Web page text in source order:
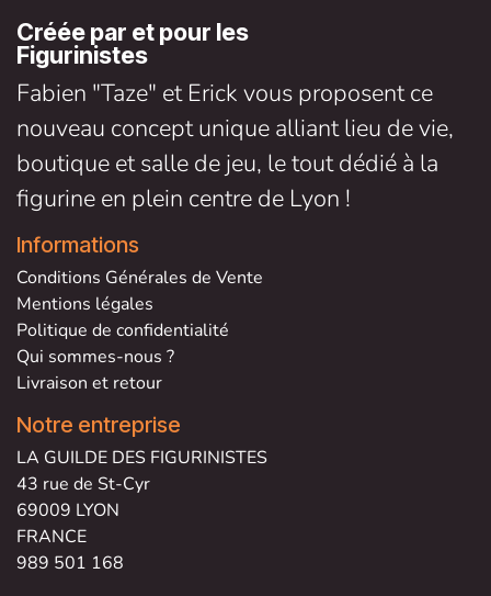
Créée par et pour les
Figurinistes
Fabien "Taze" et Erick vous proposent ce
nouveau concept unique alliant lieu de vie,
boutique et salle de jeu, le tout dédié à la
figurine en plein centre de Lyon !
Informations
Conditions Générales de Vente
Mentions légales
Politique de confidentialité
Qui sommes-nous ?
Livraison et retour
Notre entreprise
LA GUILDE DES FIGURINISTES
43 rue de St-Cyr
69009 LYON
FRANCE
989 501 168